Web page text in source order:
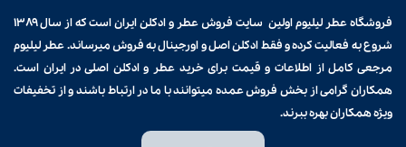
فروشگاه عطر لیلیوم اولین سایت فروشعطر و ادکلن
ایران است که از سال ۱۳۸۹
شروع به فعالیت کرده و فقط ادکلن اصل و اورجینال به فروش میرساند. عطر لیلیوم
مرجعی کامل از اطلاعات و قیمت برایخرید عطر و ادکلن اصلی در ایران است.
همکاران گرامی از بخش فروش عمده میتوانند با ما در ارتباط باشند و از تخفیفات
ویژه همکاران بهره ببرند.